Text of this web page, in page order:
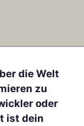
die Welt
zu
oder
ist dein